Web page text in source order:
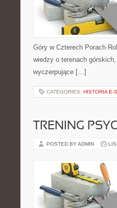
Góry w Czterech Porach
wiedzy o terenach
wyczerpujące […]
CATEGORIES: HISTORIA E-
TRENING
POSTED BY ADMIN